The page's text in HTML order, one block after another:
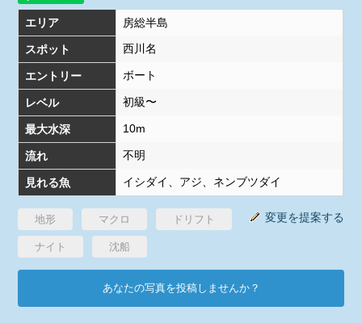
エリア 房総半島
スポット 西川名
エントリー ボート
レベル 初級〜
最大水深 10m
流れ 不明
見れる魚 イシダイ、アジ、ネンブツダイ
変更を提案する
地形 マクロ ドリフト
ナイト 沈船
あなたの写真を投稿しませんか？